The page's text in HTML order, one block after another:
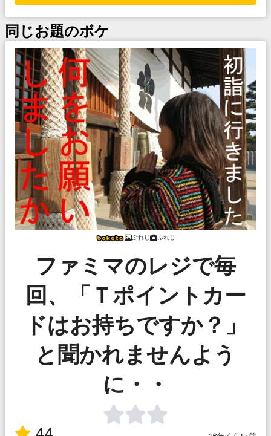
同じお題のボケ
ぷれじ ぷれじ
ファミマのレジで毎
回、「Ｔポイントカー
ドはお持ちですか？」
と聞かれませんよう
に・・